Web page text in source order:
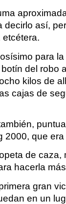
decirlo así,
etcétera.
para
del robo
kilos de
cajas de
2000, que
de caza,
hacerla más
gran
en un